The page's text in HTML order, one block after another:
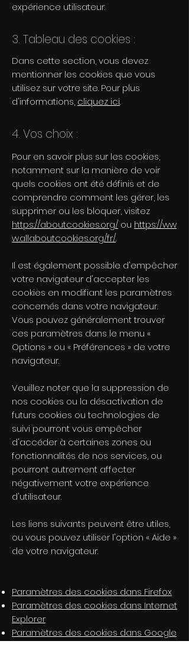
expérience utilisateur.
3. Tableau des cookies :
Dans cette section, vous devez
mentionner les cookies que vous
utilisez sur votre site. Pour plus
d'informations, cliquez ici.
4. Vos choix :
Pour en savoir plus sur les cookies,
notamment sur la manière de voir
quels cookies ont été définis et de
comprendre comment les gérer, les
supprimer ou les bloquer, visitez
https://aboutcookies.org/ ou https://ww
w.allaboutcookies.org/fr/.
Il est également possible d'empêcher
votre navigateur d'accepter les
cookies en modifiant les paramètres
concernés dans votre navigateur.
Vous pouvez généralement trouver
ces paramètres dans le menu «
Options » ou « Préférences » de votre
navigateur.
Veuillez noter que la suppression de
nos cookies ou la désactivation de
futurs cookies ou technologies de
suivi pourront vous empêcher
d'accéder à certaines zones ou
fonctionnalités de nos services, ou
pourront autrement affecter
négativement votre expérience
d'utilisateur.
Les liens suivants peuvent être utiles,
ou vous pouvez utiliser l'option « Aide »
de votre navigateur.
Paramètres des cookies dans Firefox
Paramètres des cookies dans Internet
Explorer
Paramètres des cookies dans Google